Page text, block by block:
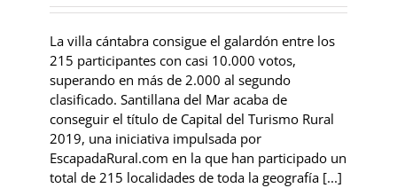
La villa cántabra consigue el galardón entre los
215 participantes con casi 10.000 votos,
superando en más de 2.000 al segundo
clasificado. Santillana del Mar acaba de
conseguir el título de Capital del Turismo Rural
2019, una iniciativa impulsada por
EscapadaRural.com en la que han participado un
total de 215 localidades de toda la geografía [...]